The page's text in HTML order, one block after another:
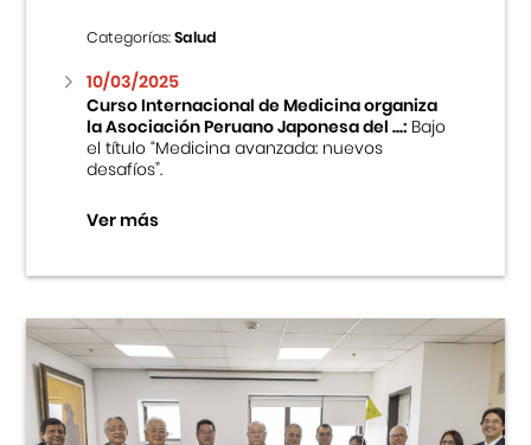
Categorías:Salud
10/03/2025
Curso Internacional de Medicina organiza
la Asociación Peruano Japonesa del ...:Bajo
el título “Medicina avanzada: nuevos
desafíos”.
Ver más